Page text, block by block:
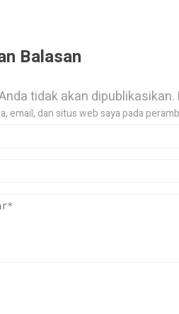
Balasan
tidak akan dipublikasikan.
email, dan situs web saya pada